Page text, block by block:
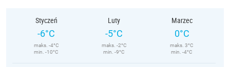
Styczeń
-6°C
maks. -4°C
min. -10°C
Luty
-5°C
maks. -2°C
min. -9°C
Marzec
0°C
maks. 3°C
min. -4°C